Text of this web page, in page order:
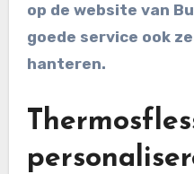
op de website van
goede service ook
hanteren.